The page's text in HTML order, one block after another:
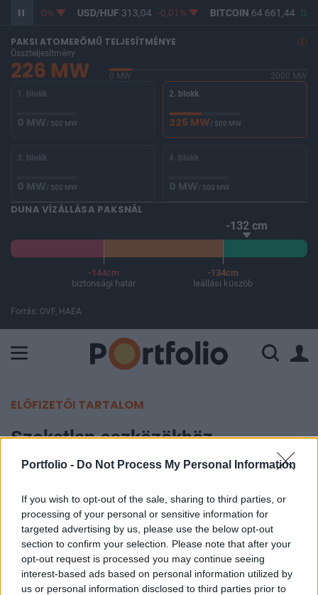
Portfolio - Do Not Process My Personal Information
If you wish to opt-out of the sale, sharing to third parties, or
processing of your personal or sensitive information for
targeted advertising by us, please use the below opt-out
section to confirm your selection. Please note that after your
opt-out request is processed you may continue seeing
interest-based ads based on personal information utilized by
us or personal information disclosed to third parties prior to
361,72 0% USD/HUF313,04 -0,01% BITCOIN64 661,44
PAKSI ATOMERŐMŰ TELJESÍTMÉNYE
Összteljesítmény
226 MW 0 MW
2000 MW
1. blokk
0 MW/ 500 MW
2. blokk
226 MW/ 500 MW
3. blokk
0 MW/ 500 MW
4. blokk
0 MW/ 500 MW
DUNA VÍZÁLLÁSA PAKSNÁL
-132 cm
-144cm
biztonsági határ
-134cm
leállási küszöb
Forrás: OVF, HAEA
ELŐFIZETŐI TARTALOM
Szokatlan eszközökhöz
nyúlhatnak Matolcsyék
MTI
2017. október 24. 21:24
Londoni pénzügyi elemzők várakozása szerint a
Magyar Nemzeti Bank (MNB) a következő
időszakban még további nem konvencionális